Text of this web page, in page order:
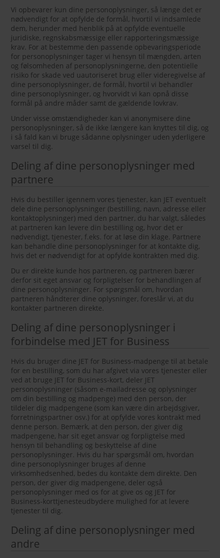
Vi opbevarer kun dine personoplysninger, så længe det er
nødvendigt for at opfylde de formål, hvortil vi indsamlede
dem, herunder med henblik på at opfylde eventuelle
juridiske, regnskabsmæssige eller rapporteringsmæssige
krav. For at bestemme den passende opbevaringsperiode
for personoplysninger tager vi hensyn til mængden, arten
og følsomheden af personoplysningerne, den potentielle
risiko for skade ved uautoriseret brug eller videregivelse af
dine personoplysninger, de formål, hvortil vi behandler
dine personoplysninger, og hvorvidt vi kan opnå disse
formål på andre måder samt de gældende lovkrav.
Under visse omstændigheder kan vi anonymisere dine
personoplysninger, så de ikke længere kan knyttes til dig, og
i så fald kan vi bruge sådanne oplysninger uden yderligere
varsel til dig.
Deling af dine personoplysninger med
partnere
Hvis du bestiller igennem vores tjenester, kan JET eventuelt
dele dine personoplysninger (bestilling, navn, adresse eller
kontaktoplysninger) med den partner, du har valgt, således
at partneren kan levere din bestilling og, hvor det er
nødvendigt, tjenester, f.eks. for at løse din klage. Partnere
kan behandle dine personoplysninger for at kontakte dig,
hvis det er nødvendigt for at opfylde kontrakten med dig.
Du er direkte kunde hos partneren, og partneren bærer
derfor sit eget ansvar og forpligtelser for behandlingen af
dine personoplysninger. For spørgsmål om, hvordan
partneren håndterer dine oplysninger, foreslår vi, at du
kontakter partneren direkte.
Deling af dine personoplysninger i
forbindelse med JET for Business
Hvis du bruger dine JET for Business-madpenge til at betale
for en bestilling, som du har afgivet via vores tjenester eller
ved at bruge JET for Business-kort, deler JET
personoplysninger (såsom e-mailadresse og oplysninger
om din bestilling og madpenge) med den person, der
tildeler dig madpengene (som kan være din arbejdsgiver,
forretningspartner osv.) for at opfylde vores kontrakt med
denne person. Bemærk, at den person, der giver dig
madpengene, har sit eget ansvar og forpligtelse med
hensyn til behandling og beskyttelse af dine
personoplysninger. Hvis du har spørgsmål om, hvordan
dine personoplysninger bruges af denne
virksomhedsenhed, bedes du kontakte dem direkte. Den
person, der giver dig madpengene, deler også
personoplysninger med os for at give os og JET for
Business-korttjenesteudbydere mulighed for at levere
tjenester til dig.
Deling af dine personoplysninger med
andre